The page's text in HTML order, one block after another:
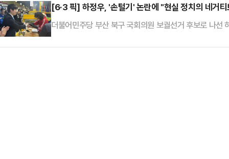
현재 15년 안팎인 정비사업 기간을 10년 이내로 단축해
후보의 '신속통합기획'(신통기획) 정책을 겨냥해 공약으
[6·3 픽] 하정우, '손털기' 논란에 "현실 정치의 네거
더불어민주당 부산 북구 국회의원 보궐선거 후보로 나
"마지막으로 가다보니 손이 저렸다. 무의식적으로 이렇